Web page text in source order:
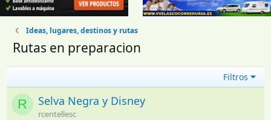
Ideas, lugares, destinos y rutas
Rutas en preparacion
Filtros
R Selva Negra y Disney
rcentellesc